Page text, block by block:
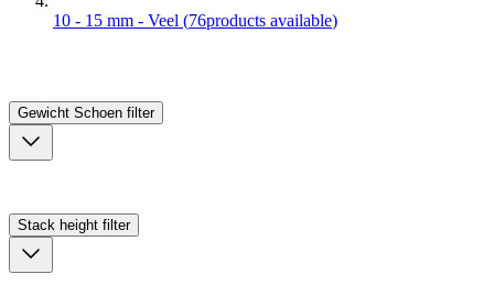
10 - 15 mm - Veel (76products available)
Gewicht Schoen filter
Stack height filter